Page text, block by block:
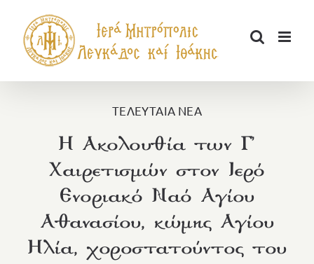
περιεχόμενο
ΤΕΛΕΥΤΑΙΑ ΝΕΑ
Η Ακολουθία των Γ’
Χαιρετισμών στον Ιερό
Ενοριακό Ναό Αγίου
Αθανασίου, κώμης Αγίου
Ηλία, χοροστατούντος του